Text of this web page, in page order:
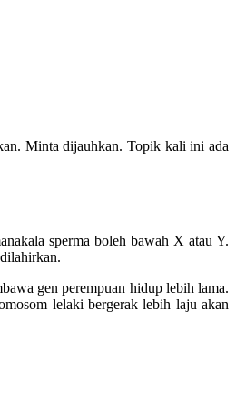
Minta dijauhkan. Topik kali ini ada
sperma boleh bawah X atau Y.
gen perempuan hidup lebih lama.
lelaki bergerak lebih laju akan